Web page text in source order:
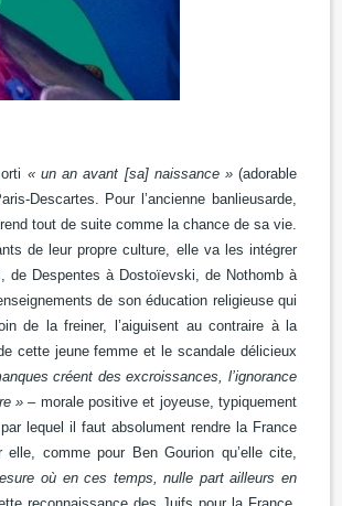
« un an avant [sa] naissance »(adorable
Descartes. Pour l’ancienne banlieusarde,
tout de suite comme la chance de sa vie.
de leur propre culture, elle va les intégrer
de Despentes à Dostoïevski, de Nothomb à
de son éducation religieuse qui
de la freiner, l’aiguisent au contraire à la
cette jeune femme et le scandale délicieux
créent des excroissances, l’ignorance
» – morale positive et joyeuse, typiquement
lequel il faut absolument rendre la France
comme pour Ben Gourion qu’elle cite,
où en ces temps, nulle part ailleurs en